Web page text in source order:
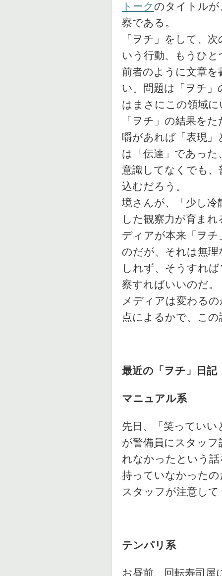
トークのタイトルが
察である。
「ヲチ」をして、
いう行動、もうひ
前者のように文章
い。問題は「ヲチ
はまさにこの領域
「ヲチ」の結果を
嚼があれば「表現
は「伝達」であっ
意識してなくでも
込むだろう。
境さんが、「少し
した観察力が育ま
ディアが本来「ヲ
のだが、それは無
しれず、そうすれ
察すればいいのだ。
メディアは変わる
点によるかで、こ
最近の「ヲチ」日記
マニュアル系
先日、「笑ってい
が警備員にスタッ
れなかったという
持っていなかった
スタッフが注意し
テンパリ系
お昼前、回転寿司